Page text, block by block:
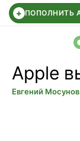
+ ПОПОЛНИТЬ
СБЕР
Apple
Евгений Мосунов